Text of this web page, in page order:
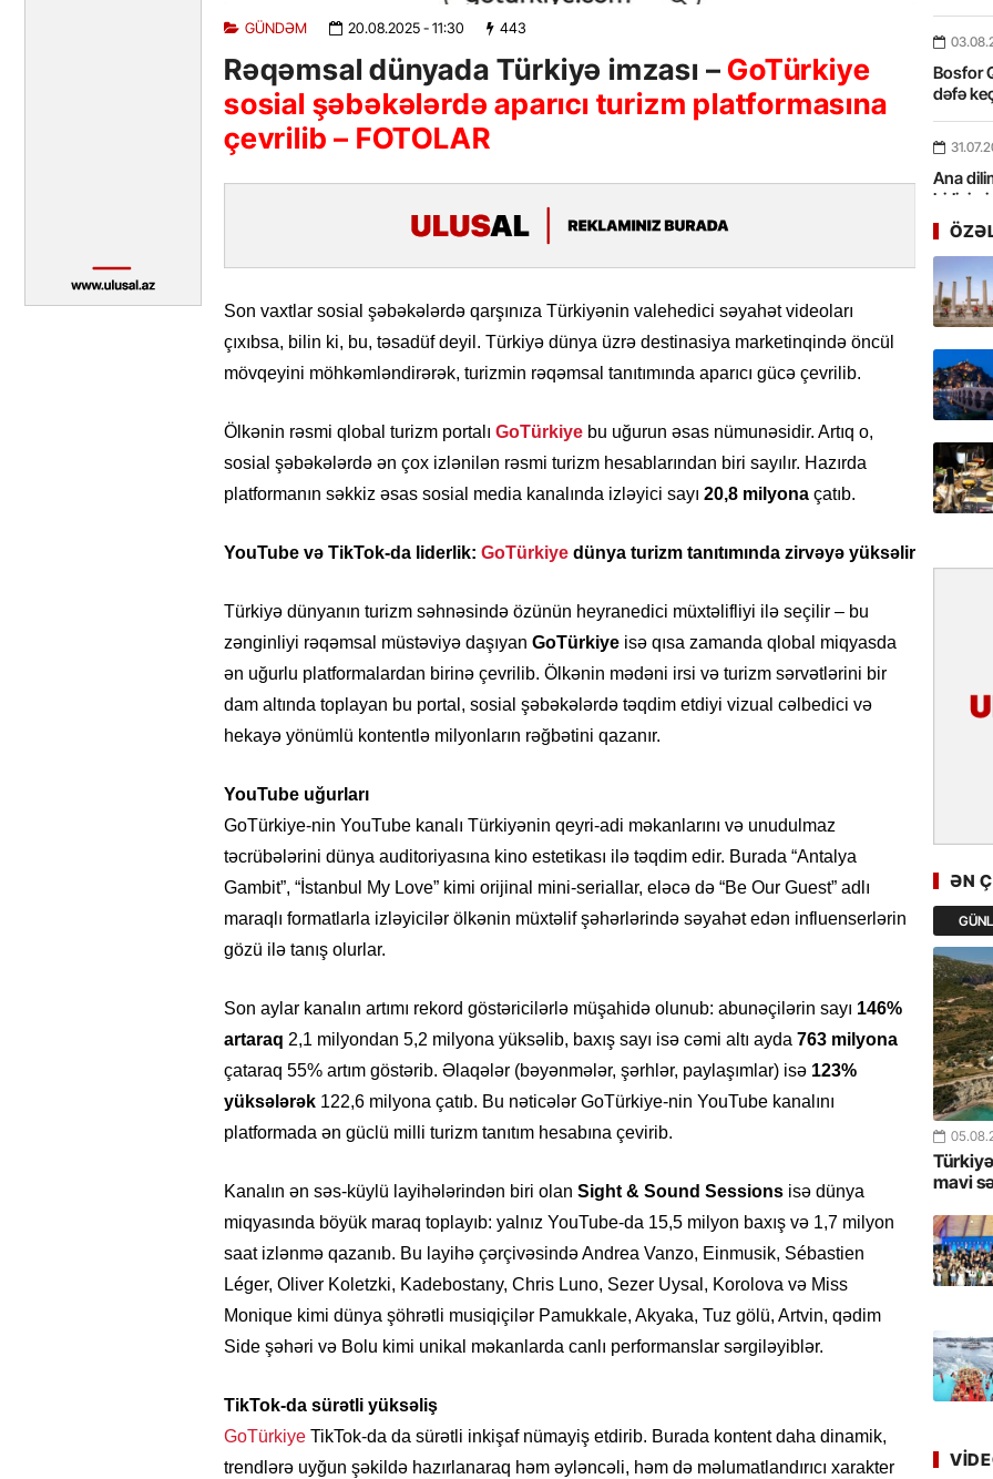
GÜNDƏM 20.08.2025- 11:30 443
Rəqəmsal dünyada Türkiyə imzası –GoTürkiye
sosial şəbəkələrdə aparıcı turizm platformasına
çevrilib – FOTOLAR
Son vaxtlar sosial şəbəkələrdə qarşınıza Türkiyənin valehedici səyahət videoları
çıxıbsa, bilin ki, bu, təsadüf deyil. Türkiyə dünya üzrə destinasiya marketinqində öncül
mövqeyini möhkəmləndirərək, turizmin rəqəmsal tanıtımında aparıcı gücə çevrilib.
Ölkənin rəsmi qlobal turizm portalı GoTürkiye bu uğurun əsas nümunəsidir. Artıq o,
sosial şəbəkələrdə ən çox izlənilən rəsmi turizm hesablarından biri sayılır. Hazırda
platformanın səkkiz əsas sosial media kanalında izləyici sayı 20,8 milyona çatıb.
YouTube və TikTok-da liderlik: GoTürkiye dünya turizm tanıtımında zirvəyə yüksəlir
Türkiyə dünyanın turizm səhnəsində özünün heyranedici müxtəlifliyi ilə seçilir – bu
zənginliyi rəqəmsal müstəviyə daşıyan GoTürkiye isə qısa zamanda qlobal miqyasda
ən uğurlu platformalardan birinə çevrilib. Ölkənin mədəni irsi və turizm sərvətlərini bir
dam altında toplayan bu portal, sosial şəbəkələrdə təqdim etdiyi vizual cəlbedici və
hekayə yönümlü kontentlə milyonların rəğbətini qazanır.
YouTube uğurları
GoTürkiye-nin YouTube kanalı Türkiyənin qeyri-adi məkanlarını və unudulmaz
təcrübələrini dünya auditoriyasına kino estetikası ilə təqdim edir. Burada “Antalya
Gambit”, “İstanbul My Love” kimi orijinal mini-seriallar, eləcə də “Be Our Guest” adlı
maraqlı formatlarla izləyicilər ölkənin müxtəlif şəhərlərində səyahət edən influenserlərin
gözü ilə tanış olurlar.
Son aylar kanalın artımı rekord göstəricilərlə müşahidə olunub: abunəçilərin sayı 146%
artaraq 2,1 milyondan 5,2 milyona yüksəlib, baxış sayı isə cəmi altı ayda 763 milyona
çataraq 55% artım göstərib. Əlaqələr (bəyənmələr, şərhlər, paylaşımlar) isə 123%
yüksələrək 122,6 milyona çatıb. Bu nəticələr GoTürkiye-nin YouTube kanalını
platformada ən güclü milli turizm tanıtım hesabına çevirib.
Kanalın ən səs-küylü layihələrindən biri olan Sight & Sound Sessions isə dünya
miqyasında böyük maraq toplayıb: yalnız YouTube-da 15,5 milyon baxış və 1,7 milyon
saat izlənmə qazanıb. Bu layihə çərçivəsində Andrea Vanzo, Einmusik, Sébastien
Léger, Oliver Koletzki, Kadebostany, Chris Luno, Sezer Uysal, Korolova və Miss
Monique kimi dünya şöhrətli musiqiçilər Pamukkale, Akyaka, Tuz gölü, Artvin, qədim
Side şəhəri və Bolu kimi unikal məkanlarda canlı performanslar sərgiləyiblər.
TikTok-da sürətli yüksəliş
GoTürkiye TikTok-da da sürətli inkişaf nümayiş etdirib. Burada kontent daha dinamik,
trendlərə uyğun şəkildə hazırlanaraq həm əyləncəli, həm də məlumatlandırıcı xarakter
Bosfor
dəfə
Ana
Tarixin
İlin ilk
çox
Yeni
Awards
-
Türkiyə
“İlham
YAP
Günü
yer
ƏN
mavi